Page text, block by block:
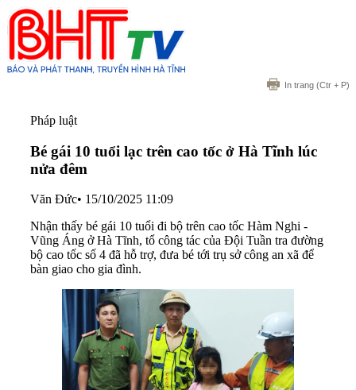
In trang (Ctr + P)
Pháp luật
Bé gái 10 tuổi lạc trên cao tốc ở Hà Tĩnh lúc
nửa đêm
Văn Đức• 15/10/2025 11:09
Nhận thấy bé gái 10 tuổi đi bộ trên cao tốc Hàm Nghi -
Vũng Áng ở Hà Tĩnh, tổ công tác của Đội Tuần tra đường
bộ cao tốc số 4 đã hỗ trợ, đưa bé tới trụ sở công an xã để
bàn giao cho gia đình.